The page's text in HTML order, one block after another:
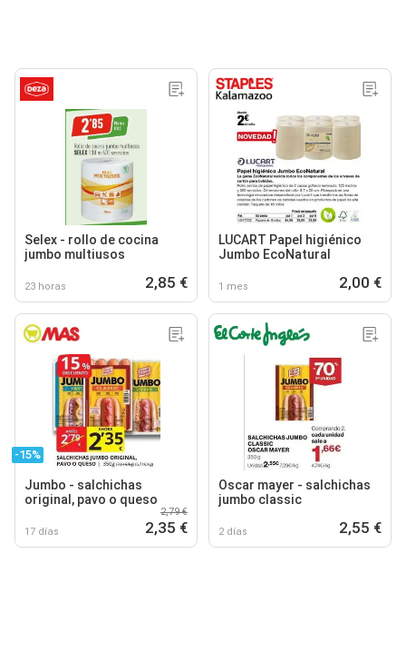
Selex - rollo de cocina
jumbo multiusos
23 horas 2,85 €
LUCART Papel higiénico
Jumbo EcoNatural
1 mes 2,00 €
-15%
Jumbo - salchichas
original, pavo o queso
17 días
2,79 €
2,35 €
Oscar mayer - salchichas
jumbo classic
2 días 2,55 €